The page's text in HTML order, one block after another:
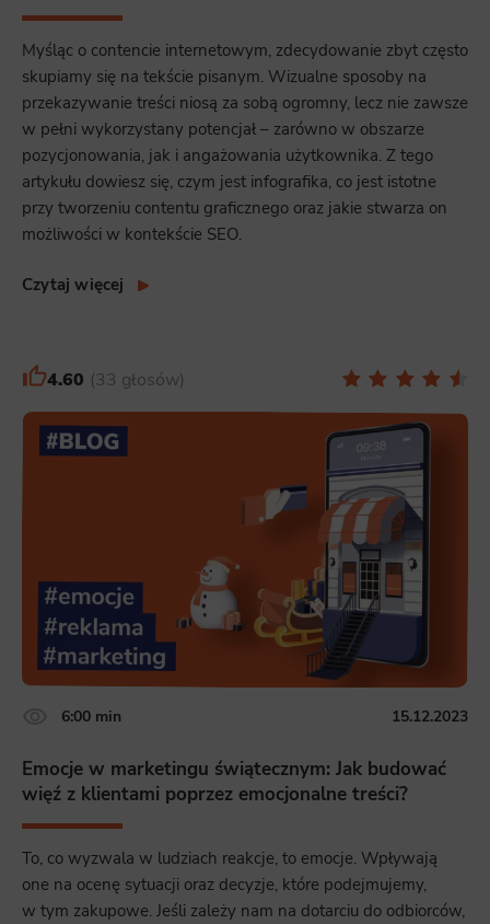
Myśląc o contencie internetowym, zdecydowanie zbyt często
skupiamy się na tekście pisanym. Wizualne sposoby na
przekazywanie treści niosą za sobą ogromny, lecz nie zawsze
w pełni wykorzystany potencjał – zarówno w obszarze
pozycjonowania, jak i angażowania użytkownika. Z tego
artykułu dowiesz się, czym jest infografika, co jest istotne
przy tworzeniu contentu graficznego oraz jakie stwarza on
możliwości w kontekście SEO.
Czytaj więcej
4.60 33 głosów
6:00 min 15.12.2023
Emocje w marketingu świątecznym: Jak budować
więź z klientami poprzez emocjonalne treści?
To, co wyzwala w ludziach reakcje, to emocje. Wpływają
one na ocenę sytuacji oraz decyzje, które podejmujemy,
w tym zakupowe. Jeśli zależy nam na dotarciu do odbiorców,